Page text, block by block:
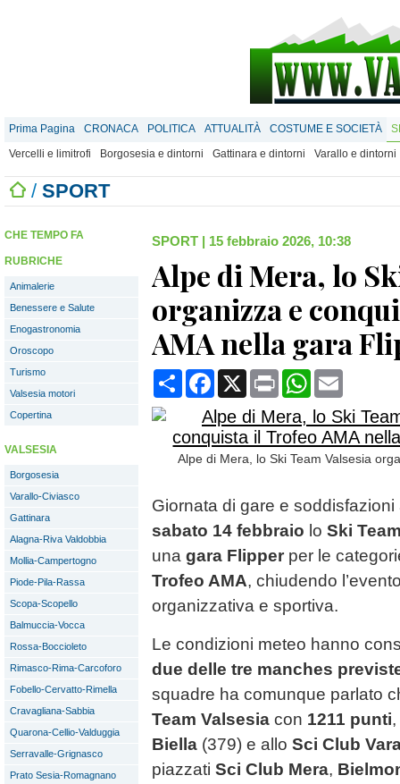
Prima Pagina CRONACA POLITICA ATTUALITÀ COSTUME E SOCIETÀ
Vercelli e limitrofi
Borgosesia e dintorni Gattinara e dintorni Varallo e dintorni
/ SPORT
CHE TEMPO FA
RUBRICHE
Animalerie
Benessere e Salute
Enogastronomia
Oroscopo
Turismo
Valsesia motori
Copertina
VALSESIA
Borgosesia
Varallo-Civiasco
Gattinara
Alagna-Riva Valdobbia
Mollia-Campertogno
Piode-Pila-Rassa
Scopa-Scopello
Balmuccia-Vocca
Rossa-Boccioleto
Rimasco-Rima-Carcoforo
Fobello-Cervatto-Rimella
Cravagliana-Sabbia
Quarona-Cellio-Valduggia
Serravalle-Grignasco
Prato Sesia-Romagnano
SPORT | 15 febbraio 2026, 10:38
Alpe di Mera, lo
organizza e
AMA nella gara
CondividiFacebook
X Print WhatsApp
Alpe di Mera, lo Ski Team Valsesia
Giornata di gare e soddisfazioni
sabato 14 febbraio lo Ski
una gara Flipper per le
Trofeo AMA, chiudendo
organizzativa e sportiva.
Le condizioni meteo hanno
due delle tre manches
squadre ha comunque parlato
Team Valsesia con 1211 punti
Biella (379) e allo Sci Club
piazzati Sci Club Mera,